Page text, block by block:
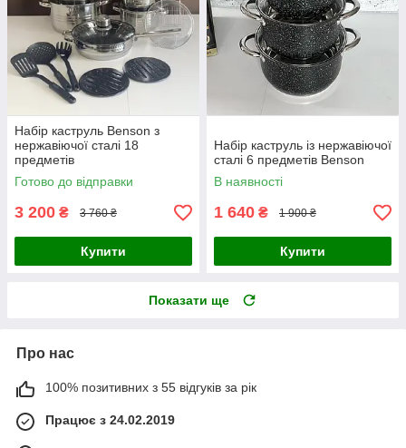
Набір каструль Benson з
нержавіючої сталі 18
предметів
Готово до відправки
3 200 ₴ 3 760 ₴
Купити
Набір каструль із нержавіючої
сталі 6 предметів Benson
В наявності
1 640 ₴ 1 900 ₴
Купити
Показати ще
Про нас
100% позитивних з 55 відгуків за рік
Працює з 24.02.2019